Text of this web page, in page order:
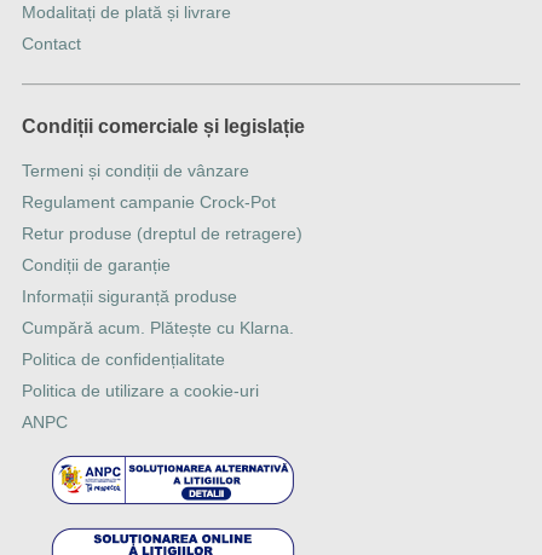
Modalitați de plată și livrare
Contact
Condiții comerciale și legislație
Termeni și condiții de vânzare
Regulament campanie Crock-Pot
Retur produse (dreptul de retragere)
Condiții de garanție
Informații siguranță produse
Cumpără acum. Plătește cu Klarna.
Politica de confidențialitate
Politica de utilizare a cookie-uri
ANPC